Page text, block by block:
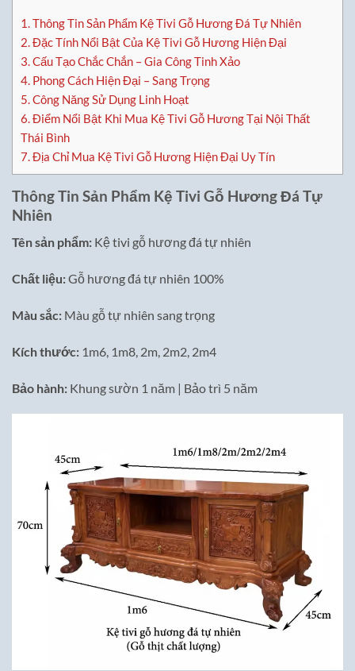
1.Thông Tin Sản Phẩm Kệ Tivi Gỗ Hương Đá Tự Nhiên
2.Đặc Tính Nổi Bật Của Kệ Tivi Gỗ Hương Hiện Đại
3.Cấu Tạo Chắc Chắn – Gia Công Tinh Xảo
4. Phong Cách Hiện Đại – Sang Trọng
5.Công Năng Sử Dụng Linh Hoạt
6.Điểm Nổi Bật Khi Mua Kệ Tivi Gỗ Hương Tại Nội Thất
Thái Bình
7.Địa Chỉ Mua Kệ Tivi Gỗ Hương Hiện Đại Uy Tín
Thông Tin Sản Phẩm Kệ Tivi Gỗ Hương Đá Tự
Nhiên
Tên sản phẩm: Kệ tivi gỗ hương đá tự nhiên
Chất liệu:Gỗ hương đá tự nhiên 100%
Màu sắc: Màu gỗ tự nhiên sang trọng
Kích thước: 1m6, 1m8, 2m, 2m2, 2m4
Bảo hành: Khung sườn 1 năm | Bảo trì 5 năm